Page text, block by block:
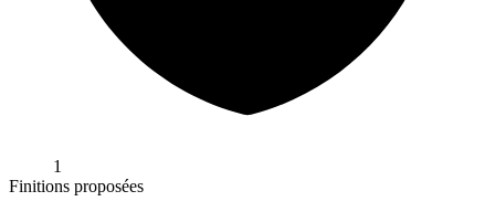
1
Finitions proposées